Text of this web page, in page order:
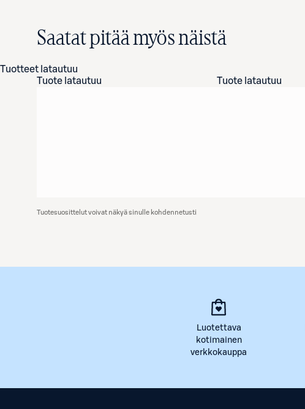
Saatat pitää myös näistä
Tuotteet latautuu
Tuote latautuu
Tuote latautuu
Tuotesuosittelut voivat näkyä sinulle kohdennetusti
Luotettava
kotimainen
verkkokauppa